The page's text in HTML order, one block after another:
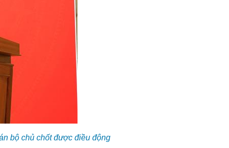
bộ chủ chốt được điều động